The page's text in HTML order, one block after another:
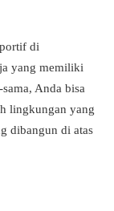
di
yang memiliki
Anda bisa
lingkungan yang
dibangun di atas